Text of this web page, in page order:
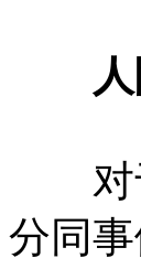
对于
分同